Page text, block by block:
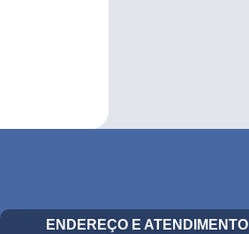
ENDEREÇO E ATENDIMENTO